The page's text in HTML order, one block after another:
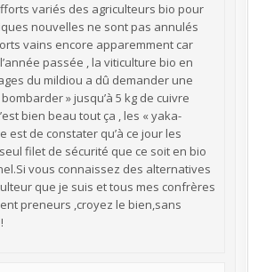
variés des agriculteurs bio pour
nouvelles ne sont pas annulés
vains encore apparemment car
passée , la viticulture bio en
du mildiou a dû demander une
» jusqu’à 5 kg de cuivre
bien beau tout ça , les « yaka-
est de constater qu’à ce jour les
filet de sécurité que ce soit en bio
vous connaissez des alternatives
que je suis et tous mes confrères
preneurs ,croyez le bien,sans